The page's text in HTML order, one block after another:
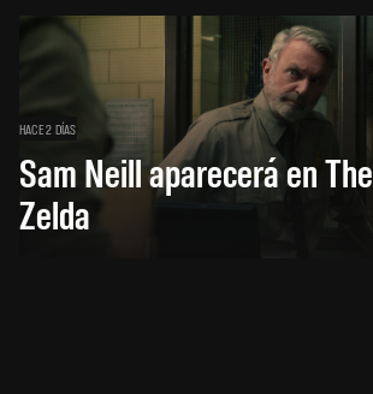
HACE 2 DÍAS
Sam Neill aparecerá en
Zelda